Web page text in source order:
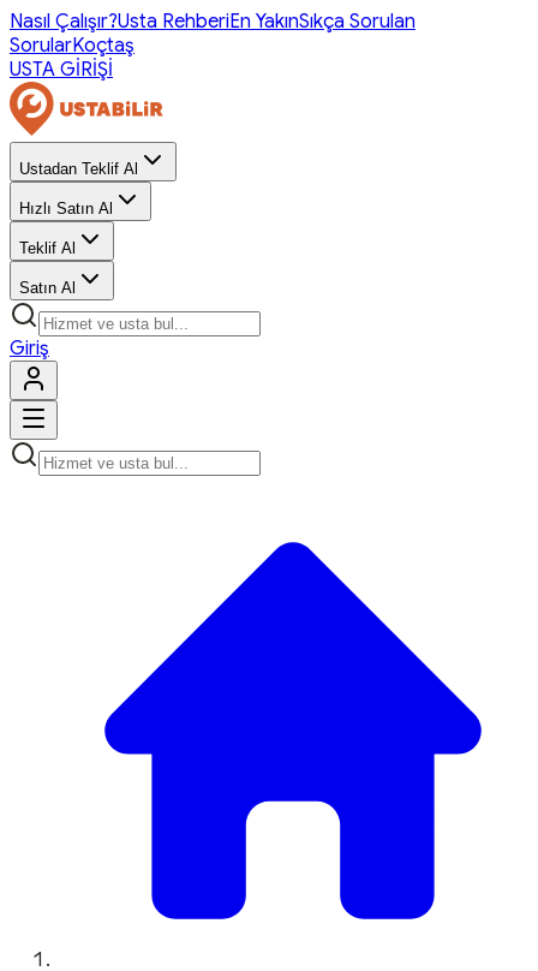
Nasıl Çalışır?Usta RehberiEn YakınSıkça Sorulan
SorularKoçtaş
USTA GİRİŞİ
Ustadan Teklif Al
Hızlı Satın Al
Teklif Al
Satın Al
Giriş